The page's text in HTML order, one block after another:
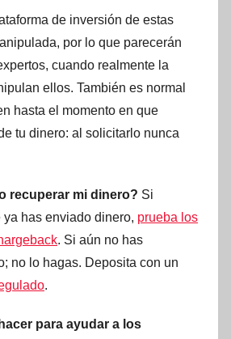
de inversión de estas
por lo que parecerán
cuando realmente la
ellos. También es normal
hasta el momento en que
tu dinero: al solicitarlo nunca
recuperar mi dinero? Si
ya has enviado dinero, prueba los
. Si aún no has
no lo hagas. Deposita con un
.
para ayudar a los